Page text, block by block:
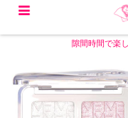
隙間時間で楽